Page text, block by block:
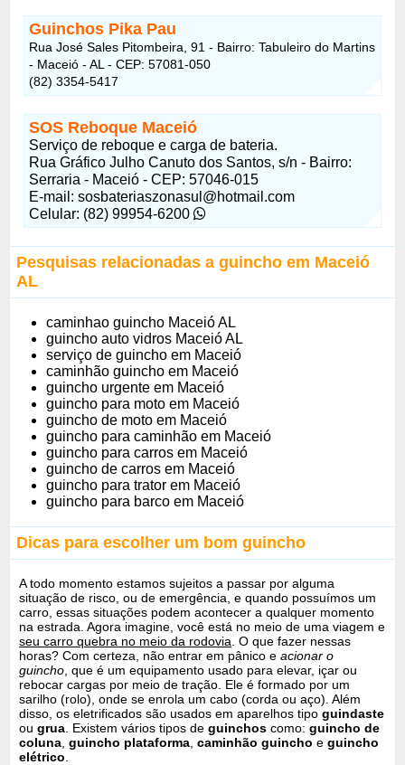
Guinchos Pika Pau
Rua José Sales Pitombeira, 91 - Bairro: Tabuleiro do Martins
- Maceió - AL - CEP: 57081-050
(82) 3354-5417
SOS Reboque Maceió
Serviço de reboque e carga de bateria.
Rua Gráfico Julho Canuto dos Santos, s/n - Bairro:
Serraria - Maceió - CEP: 57046-015
E-mail:sosbateriaszonasul@hotmail.com
Celular: (82) 99954-6200
Pesquisas relacionadas a guincho em Maceió
AL
caminhao guincho Maceió AL
guincho auto vidros Maceió AL
serviço de guincho em Maceió
caminhão guincho em Maceió
guincho urgente em Maceió
guincho para moto em Maceió
guincho de moto em Maceió
guincho para caminhão em Maceió
guincho para carros em Maceió
guincho de carros em Maceió
guincho para trator em Maceió
guincho para barco em Maceió
Dicas para escolher um bom guincho
A todo momento estamos sujeitos a passar por alguma
situação de risco, ou de emergência, e quando possuímos um
carro, essas situações podem acontecer a qualquer momento
na estrada. Agora imagine, você está no meio de uma viagem e
seu carro quebra no meio da rodovia . O que fazer nessas
horas? Com certeza, não entrar em pânico eacionar o
guincho , que é um equipamento usado para elevar, içar ou
rebocar cargas por meio de tração. Ele é formado por um
sarilho (rolo), onde se enrola um cabo (corda ou aço). Além
disso, os eletrificados são usados em aparelhos tipoguindaste
ougrua . Existem vários tipos deguinchos como:guincho de
coluna ,guincho plataforma ,caminhão guincho eguincho
elétrico